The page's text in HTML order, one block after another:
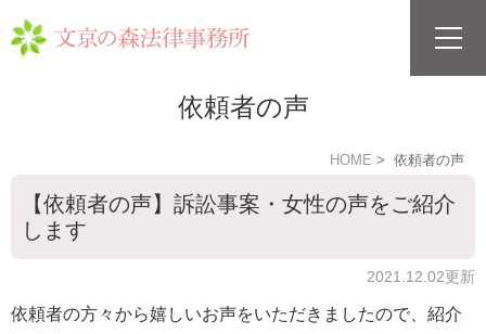
依頼者の声
HOME 依頼者の声
【依頼者の声】訴訟事案・女性の声をご紹介
します
2021.12.02更新
依頼者の方々から嬉しいお声をいただきましたので、紹介